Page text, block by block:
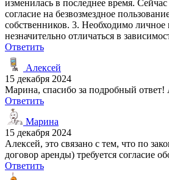
изменилась в последнее время.
согласие на безвозмездное
собственников. 3. Необходимо
незначительно отличаться в
Ответить
Алексей
15 декабря 2024
Марина, спасибо за подробный ответ!
Ответить
Марина
15 декабря 2024
Алексей, это связано с тем, что по
договор аренды) требуется согласие
Ответить